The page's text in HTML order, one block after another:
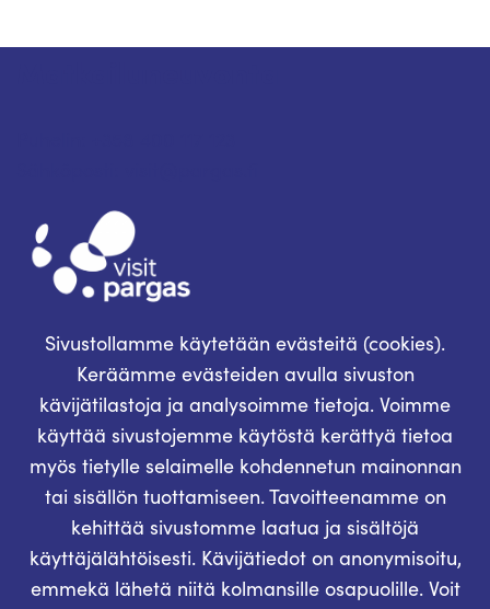
Sivustollamme käytetään evästeitä (cookies).
Keräämme evästeiden avulla sivuston
kävijätilastoja ja analysoimme tietoja. Voimme
käyttää sivustojemme käytöstä kerättyä tietoa
myös tietylle selaimelle kohdennetun mainonnan
tai sisällön tuottamiseen. Tavoitteenamme on
kehittää sivustomme laatua ja sisältöjä
käyttäjälähtöisesti. Kävijätiedot on anonymisoitu,
emmekä lähetä niitä kolmansille osapuolille. Voit